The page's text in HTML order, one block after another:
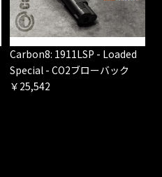
Carbon8: 1911LSP - Loaded
Special - CO2ブローバック
￥25,542